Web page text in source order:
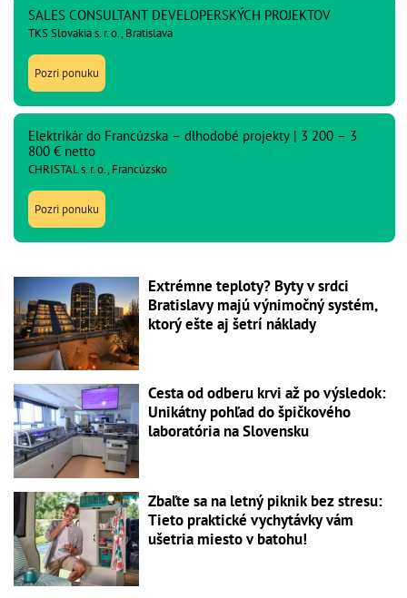
SALES CONSULTANT DEVELOPERSKÝCH PROJEKTOV
TKS Slovakia s. r. o., Bratislava
Pozri ponuku
Elektrikár do Francúzska – dlhodobé projekty | 3 200 – 3
800 € netto
CHRISTAL s. r. o., Francúzsko
Pozri ponuku
Extrémne teploty? Byty v srdci
Bratislavy majú výnimočný systém,
ktorý ešte aj šetrí náklady
Cesta od odberu krvi až po výsledok:
Unikátny pohľad do špičkového
laboratória na Slovensku
Zbaľte sa na letný piknik bez stresu:
Tieto praktické vychytávky vám
ušetria miesto v batohu!